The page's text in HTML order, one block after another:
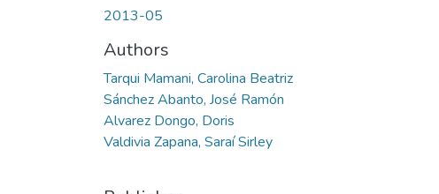
2013-05
Authors
Tarqui Mamani, Carolina Beatriz
Sánchez Abanto, José Ramón
Alvarez Dongo, Doris
Valdivia Zapana, Saraí Sirley